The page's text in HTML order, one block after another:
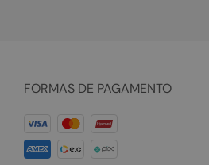
FORMAS DE PAGAMENTO